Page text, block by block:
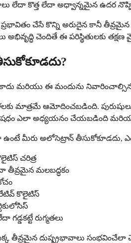
లేదా కొత్త లేదా అధ్వాన్నమైన ఉదర
చేసే కొన్ని అరుదైన కానీ తీవ్రమైన
చెందితే ఈ పరిస్థితులకు తక్షణ
కాదు మరియు ఈ మందును
మాత్రమే ఆమోదించబడింది.
ఎలా అధ్యయనం చేయబడింది మరియు
ఉంటే మీరు అలోసెట్రాన్
చరిత్ర
తీవ్రమైన మలబద్ధకం
కొలైటిస్
గడ్డకట్టే రుగ్మతలు
తీవ్రమైన దుష్ప్రభావాలు